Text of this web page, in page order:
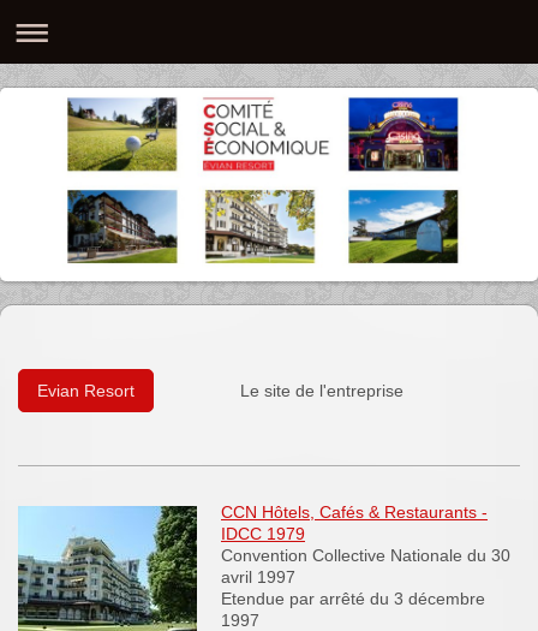
Evian Resort Le site de l'entreprise
CCN Hôtels, Cafés & Restaurants -
IDCC 1979
Convention Collective Nationale du 30
avril 1997
Etendue par arrêté du 3 décembre
1997